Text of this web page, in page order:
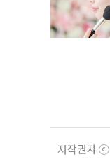
저작권자 ⓒ